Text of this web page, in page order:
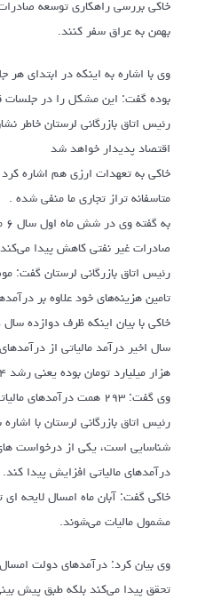
خاکی بررسی راهکاری توسعه
بهمن به عراق سفر کنند.
وی با اشاره به اینکه در ابتدای
بوده گفت: این مشکل را در جلسات
رئیس اتاق بازرگانی لرستان خاطر
اقتصاد پدیدار خواهد شد
خاکی به تعهدات ارزی هم اشاره
متاسفانه تراز تجاری ما منفی شده .
صادرات غیر نفتی کاهش پیدا
رئیس اتاق بازرگانی لرستان
تامین هزینه‌های خود علاوه بر
هزار میلیارد تومان بوده یعنی رشد ۵۴ درصدی.
وی گفت: ۲۹۳ همت درآمدهای مالیاتی از محل درآمد مستقیم و ۱۷۷ درآمد غیر مستقیم و ارزش افزوده بوده است .
رئیس اتاق بازرگانی لرستان با
شناسایی است، یکی از درخواست
درآمدهای مالیاتی افزایش پیدا کند.
خاکی گفت: آبان ماه امسال لایحه
مشمول مالیات می‌شوند.
تحقق پیدا می‌کند بلکه طبق پیش بینی